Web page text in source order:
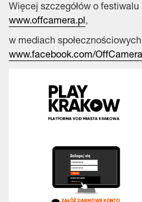
Więcej szczegółów o festiwalu
www.offcamera.pl,
w mediach
www.facebook.com/